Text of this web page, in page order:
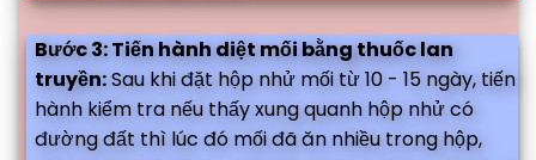
Bước 3: Tiến hành diệt mối bằng thuốc lan
truyền:Sau khi đặt hộp nhử mối từ 10 - 15 ngày, tiến
hành kiểm tra nếu thấy xung quanh hộp nhử có
đường đất thì lúc đó mối đã ăn nhiều trong hộp,